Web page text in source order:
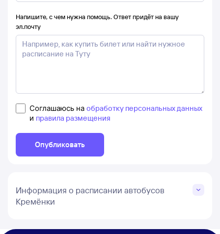
Напишите, с чем нужна помощь. Ответ придёт на вашу
эл.почту
Соглашаюсь на обработку персональных данных
и правила размещения
Опубликовать
Информация о расписании автобусов
Кремёнки